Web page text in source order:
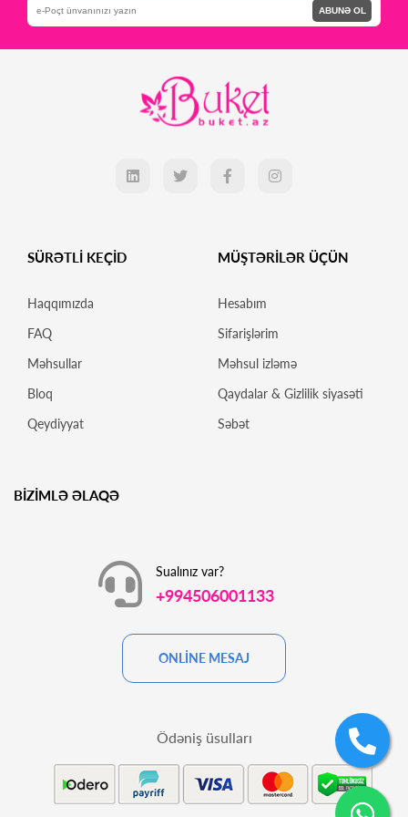
ABUNƏ OL
SÜRƏTLİ KEÇİD
Haqqımızda
FAQ
Məhsullar
Bloq
Qeydiyyat
MÜŞTƏRİLƏR ÜÇÜN
Hesabım
Sifarişlərim
Məhsul izləmə
Qaydalar & Gizlilik siyasəti
Səbət
BİZİMLƏ ƏLAQƏ
Sualınız var?
+994506001133
ONLİNE MESAJ
Ödəniş üsulları